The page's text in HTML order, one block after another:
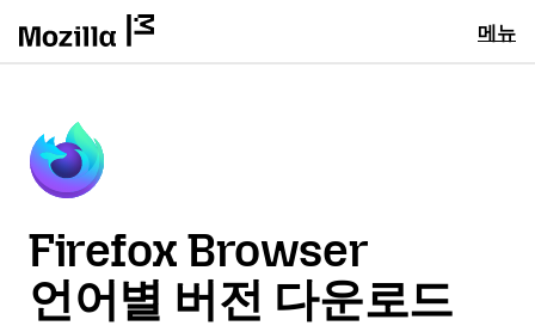
메뉴
Firefox Browser
언어별 버전 다운로드